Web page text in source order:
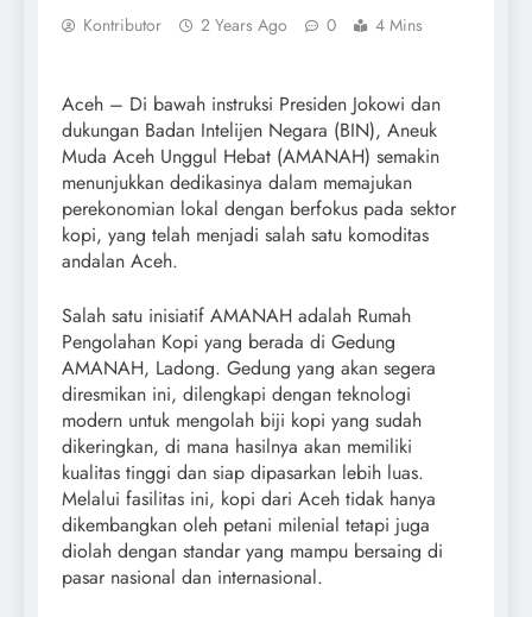
Kontributor 2 Years Ago 0 4 Mins
Aceh – Di bawah instruksi Presiden Jokowi dan
dukungan Badan Intelijen Negara (BIN), Aneuk
Muda Aceh Unggul Hebat (AMANAH) semakin
menunjukkan dedikasinya dalam memajukan
perekonomian lokal dengan berfokus pada sektor
kopi, yang telah menjadi salah satu komoditas
andalan Aceh.
Salah satu inisiatif AMANAH adalah Rumah
Pengolahan Kopi yang berada di Gedung
AMANAH, Ladong. Gedung yang akan segera
diresmikan ini, dilengkapi dengan teknologi
modern untuk mengolah biji kopi yang sudah
dikeringkan, di mana hasilnya akan memiliki
kualitas tinggi dan siap dipasarkan lebih luas.
Melalui fasilitas ini, kopi dari Aceh tidak hanya
dikembangkan oleh petani milenial tetapi juga
diolah dengan standar yang mampu bersaing di
pasar nasional dan internasional.